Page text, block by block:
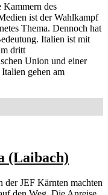
Kammern des
ist der Wahlkampf
Thema. Dennoch hat
Italien ist mit
dritt
Union und einer
gehen am
(Laibach)
der JEF Kärnten machten